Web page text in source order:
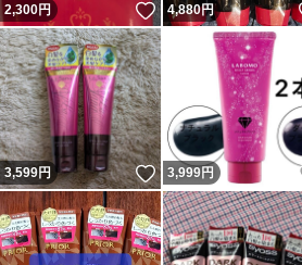
2,300円 いいね！
4,880円
3,599円 いいね！
3,999円